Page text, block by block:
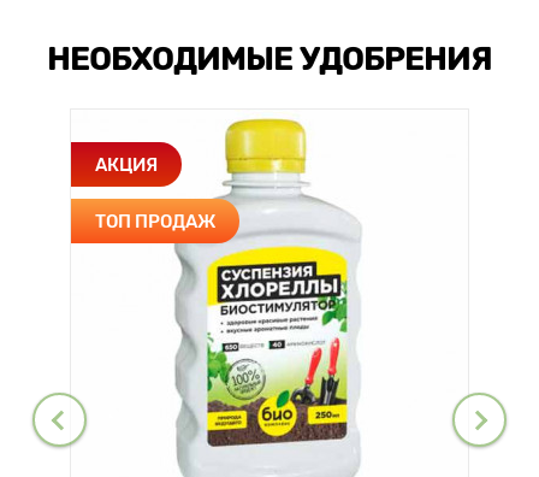
НЕОБХОДИМЫЕ УДОБРЕНИЯ
АКЦИЯ
ТОП ПРОДАЖ